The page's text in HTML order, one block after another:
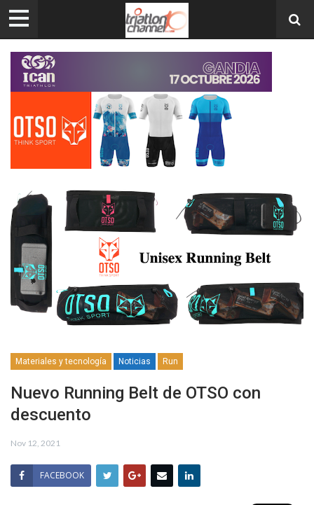
Materiales y tecnología Noticias Run
Nuevo Running Belt de OTSO con
descuento
Nov 12, 2021
FACEBOOK